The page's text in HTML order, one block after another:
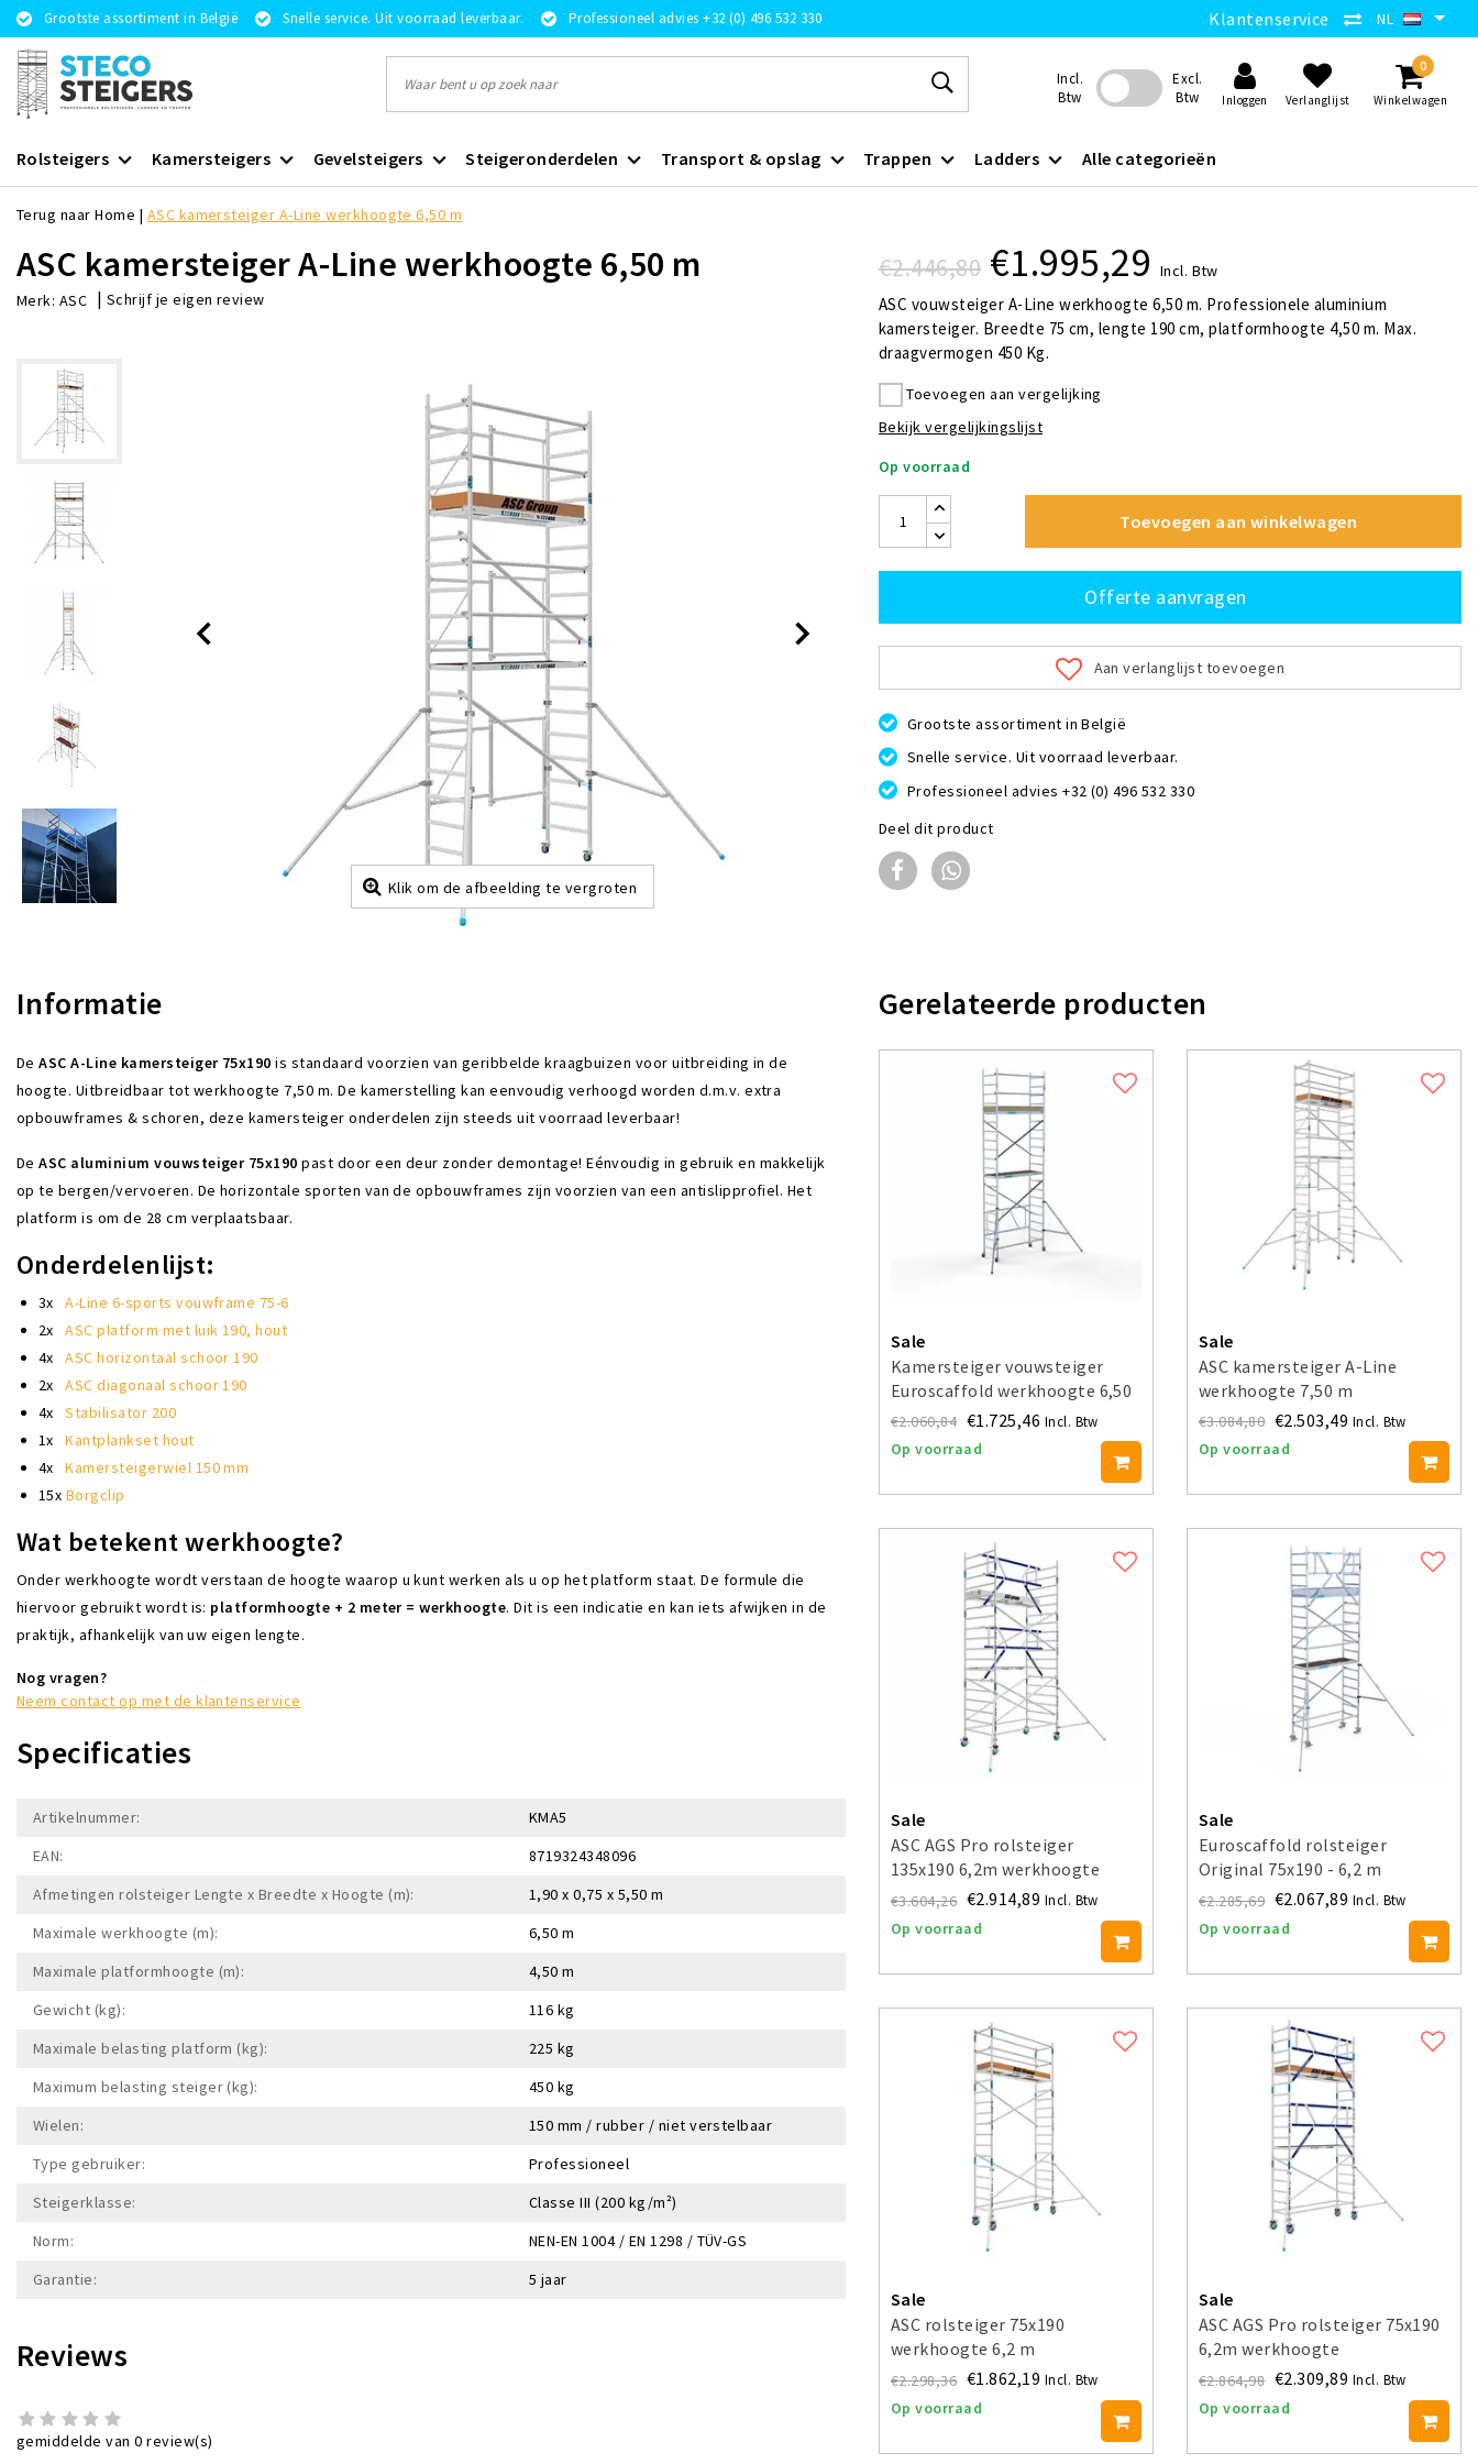
Grootste assortiment in België Snelle service. Uit voorraad leverbaar. Professioneel advies +32 (0) 496 532 330 Klantenservice NL
Incl.
Btw
Excl.
Btw
Inloggen Verlanglijst
0
Winkelwagen
Rolsteigers Kamersteigers Gevelsteigers Steigeronderdelen Transport & opslag Trappen Ladders Alle categorieën
Terug naar Home | ASC kamersteiger A-Line werkhoogte 6,50 m
ASC kamersteiger A-Line werkhoogte 6,50 m
Merk: ASC | Schrijf je eigen review
Klik om de afbeelding te vergroten
€2.446,80 €1.995,29 Incl. Btw
ASC vouwsteiger A-Line werkhoogte 6,50 m. Professionele aluminium
kamersteiger. Breedte 75 cm, lengte 190 cm, platformhoogte 4,50 m. Max.
draagvermogen 450 Kg.
Toevoegen aan vergelijking
Bekijk vergelijkingslijst
Op voorraad
Toevoegen aan winkelwagen
Offerte aanvragen
Aan verlanglijst toevoegen
Grootste assortiment in België
Snelle service. Uit voorraad leverbaar.
Professioneel advies +32 (0) 496 532 330
Deel dit product
Informatie
DeASC A-Line kamersteiger 75x190 is standaard voorzien van geribbelde kraagbuizen voor uitbreiding in de
hoogte. Uitbreidbaar tot werkhoogte 7,50 m. De kamerstelling kan eenvoudig verhoogd worden d.m.v. extra
opbouwframes & schoren, deze kamersteiger onderdelen zijn steeds uit voorraad leverbaar!
DeASC aluminium vouwsteiger 75x190 past door een deur zonder demontage! Eénvoudig in gebruik en makkelijk
op te bergen/vervoeren. De horizontale sporten van de opbouwframes zijn voorzien van een antislipprofiel. Het
platform is om de 28 cm verplaatsbaar.
Onderdelenlijst:
3xA-Line 6-sports vouwframe 75-6
2xASC platform met luik 190, hout
4xASC horizontaal schoor 190
2xASC diagonaal schoor 190
4xStabilisator 200
1xKantplankset hout
4xKamersteigerwiel 150 mm
15x Borgclip
Wat betekent werkhoogte?
Onder werkhoogte wordt verstaan de hoogte waarop u kunt werken als u op het platform staat. De formule die
hiervoor gebruikt wordt is: platformhoogte + 2 meter = werkhoogte. Dit is een indicatie en kan iets afwijken in de
praktijk, afhankelijk van uw eigen lengte.
Nog vragen?
Neem contact op met de klantenservice
Specificaties
Artikelnummer:
KMA5
EAN:
8719324348096
Afmetingen rolsteiger Lengte x Breedte x Hoogte (m):
1,90 x 0,75 x 5,50 m
Maximale werkhoogte (m):
6,50 m
Maximale platformhoogte (m):
4,50 m
Gewicht (kg):
116 kg
Maximale belasting platform (kg):
225 kg
Maximum belasting steiger (kg):
450 kg
Wielen:
150 mm / rubber / niet verstelbaar
Type gebruiker:
Professioneel
Steigerklasse:
Classe III (200 kg/m²)
Norm:
NEN-EN 1004 / EN 1298 / TÜV-GS
Garantie:
5 jaar
Reviews
gemiddelde van 0 review(s)
Gerelateerde producten
Sale
Kamersteiger vouwsteiger
Euroscaffold werkhoogte 6,50
m
€2.060,84 €1.725,46 Incl. Btw
Op voorraad
Sale
ASC kamersteiger A-Line
werkhoogte 7,50 m
€3.084,80 €2.503,49 Incl. Btw
Op voorraad
Sale
ASC AGS Pro rolsteiger
135x190 6,2m werkhoogte
voorloopleuning enkel
€3.604,26 €2.914,89 Incl. Btw
Op voorraad
Sale
Euroscaffold rolsteiger
Original 75x190 - 6,2 m
werkhoogte
€2.285,69 €2.067,89 Incl. Btw
Op voorraad
Sale
ASC rolsteiger 75x190
werkhoogte 6,2 m
€2.298,36 €1.862,19 Incl. Btw
Op voorraad
Sale
ASC AGS Pro rolsteiger 75x190
6,2m werkhoogte
voorloopleuning enkel
€2.864,98 €2.309,89 Incl. Btw
Op voorraad